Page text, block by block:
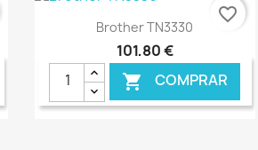
Ver+
Brother TN3330
101,80 €
 COMPRAR
favorite_border